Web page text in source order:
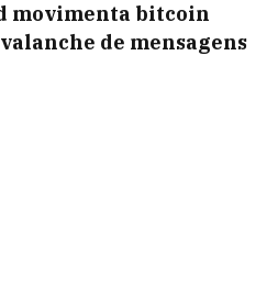
movimenta bitcoin
de mensagens